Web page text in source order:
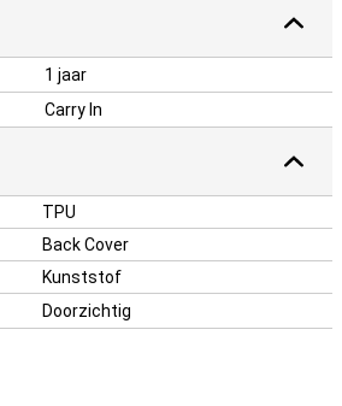
1 jaar
Carry In
TPU
Back Cover
Kunststof
Doorzichtig